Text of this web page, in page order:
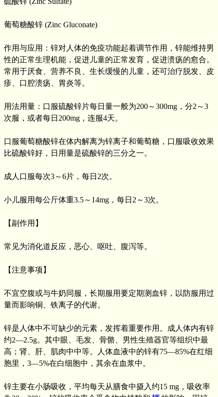
葡萄糖酸锌 (Zinc Gluconate)
作用与应用：锌对人体的免疫功能起着调节作用，锌能维持男
性的正常生理机能，促进儿童的正常发育，促进溃疡的愈合。
常用于厌食、营养不良、生长缓慢的儿童，还可治疗脱发、皮
疹、口腔溃疡、胃炎等。
用法用量：口服硫酸锌片每日量一般为200～300mg，分2～3
次服，或者每日200mg，连服4天。
口服葡萄糖酸锌在体内解离为锌离子和葡萄糖，口服吸收效果
比硫酸锌好，日用量是硫酸锌的三分之一。
成人口服每次3～6片，每日2次。
小儿服用每公斤体重3.5～14mg，每日2～3次。
【副作用】
常见为消化道反应，恶心、呕吐、腹泻等。
【注意事项】
不宜空腹或与牛奶同服，长期服用要定期测血锌，以防服用过
量而影响铜、铁离子的代谢。
锌是人体中不可缺少的元素，发挥着重要作用。成人体内有锌
约2—2.5g。其中眼、毛发、骨骼、男性生殖器官等组织中最
高；肾、肝、肌肉中中等。人体血液中的锌有75—85%在红细
胞里，3—5%在白细胞中，其余在血浆中。
锌主要在小肠吸收，平均每天从膳食中摄入约15 mg，吸收率